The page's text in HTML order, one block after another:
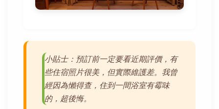
小貼士：預訂前一定要看近期評價，有
些住宿照片很美，但實際維護差。我曾
經因為懶得查，住到一間浴室有霉味
的，超後悔。